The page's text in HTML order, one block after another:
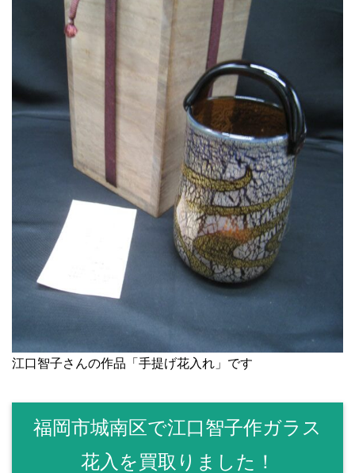
江口智子さんの作品「手提げ花入れ」です
福岡市城南区で江口智子作ガラス
花入を買取りました！